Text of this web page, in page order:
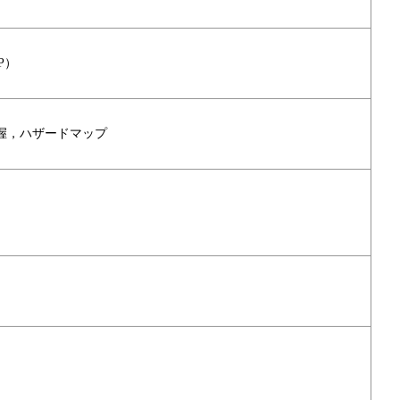
，ハザードマップ